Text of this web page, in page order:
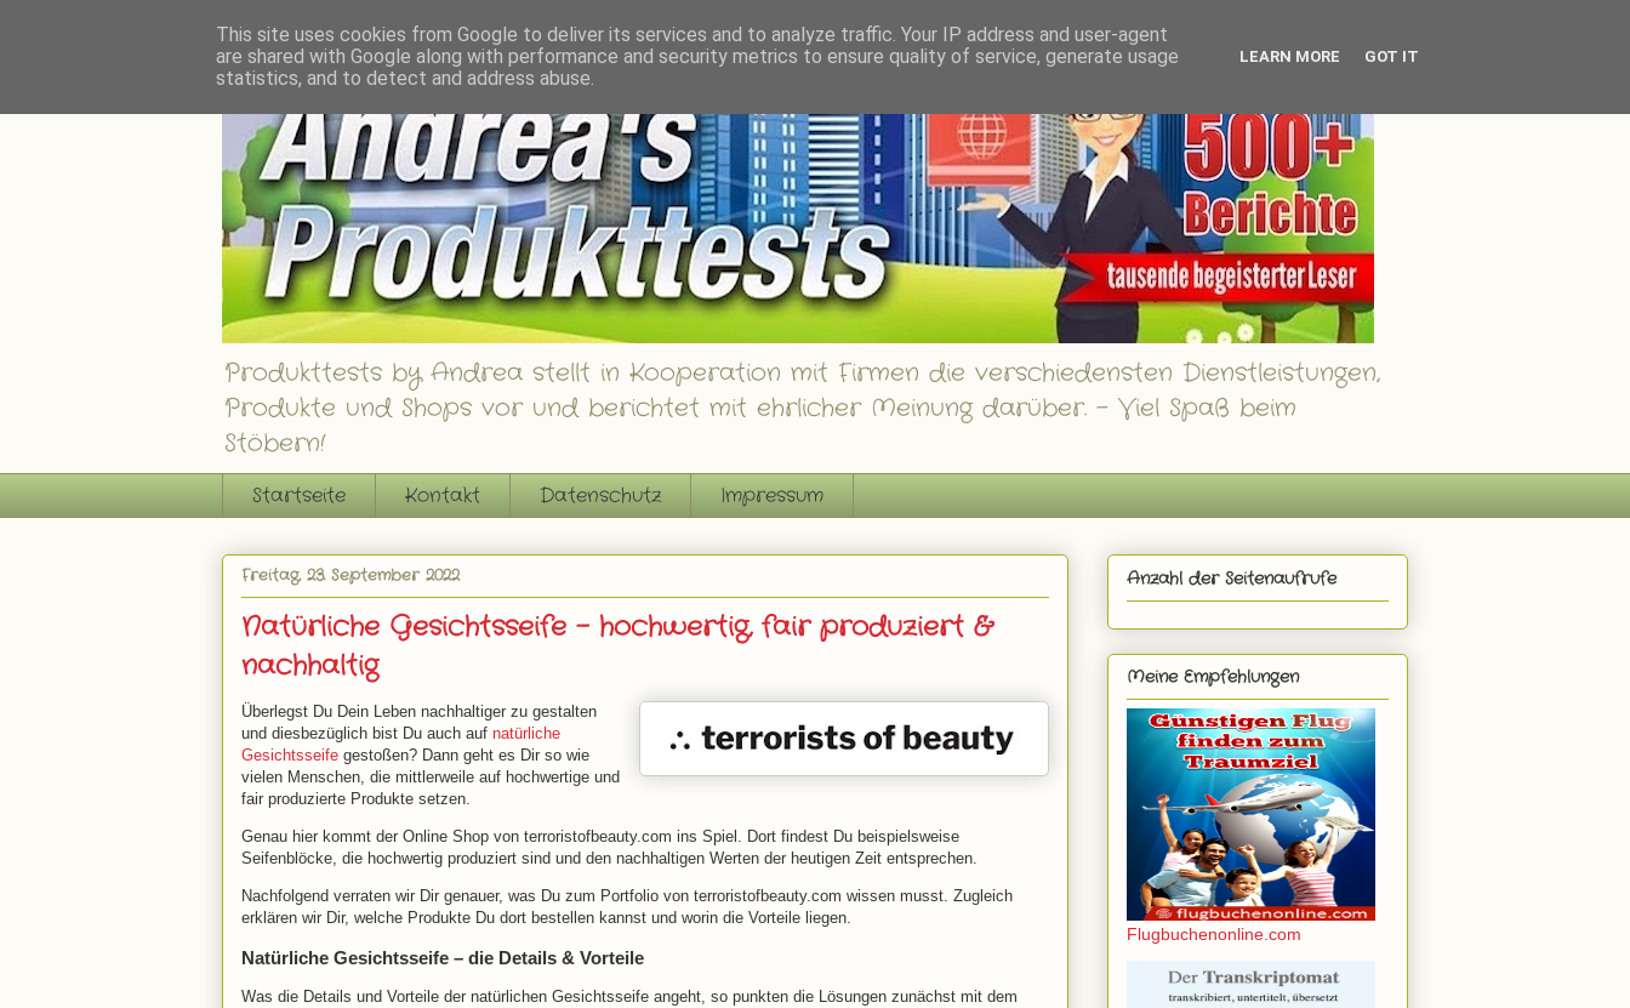
Produkttests by Andrea stellt in Kooperation mit Firmen die verschiedensten Dienstleistungen,
Produkte und Shops vor und berichtet mit ehrlicher Meinung darüber. - Viel Spaß beim
Stöbern!
Startseite Kontakt Datenschutz Impressum
Freitag, 23. September 2022
Natürliche Gesichtsseife – hochwertig, fair produziert &
nachhaltig
Überlegst Du Dein Leben nachhaltiger zu gestalten
und diesbezüglich bist Du auch auf natürliche
Gesichtsseife gestoßen? Dann geht es Dir so wie
vielen Menschen, die mittlerweile auf hochwertige und
fair produzierte Produkte setzen.
Genau hier kommt der Online Shop von terroristofbeauty.com ins Spiel. Dort findest Du beispielsweise
Seifenblöcke, die hochwertig produziert sind und den nachhaltigen Werten der heutigen Zeit entsprechen.
Nachfolgend verraten wir Dir genauer, was Du zum Portfolio von terroristofbeauty.com wissen musst. Zugleich
erklären wir Dir, welche Produkte Du dort bestellen kannst und worin die Vorteile liegen.
Natürliche Gesichtsseife – die Details & Vorteile
Was die Details und Vorteile der natürlichen Gesichtsseife angeht, so punkten die Lösungen zunächst mit dem
Anzahl der Seitenaufrufe
Meine Empfehlungen
Flugbuchenonline.com
This site uses cookies from Google to deliver its services and to analyze traffic. Your IP address and user-agent
are shared with Google along with performance and security metrics to ensure quality of service, generate usage
statistics, and to detect and address abuse.
LEARN MORE GOT IT